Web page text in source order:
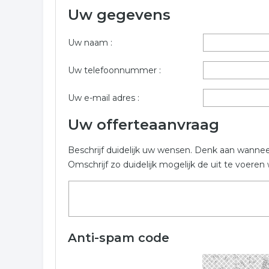
Wilt u informatie opvragen voor industriele
design
Uw gegevens
Uw naam :
Uw telefoonnummer :
Uw e-mail adres :
Uw offerteaanvraag
Beschrijf duidelijk uw wensen. Denk aan
Omschrijf zo duidelijk mogelijk de uit te voeren
Anti-spam code